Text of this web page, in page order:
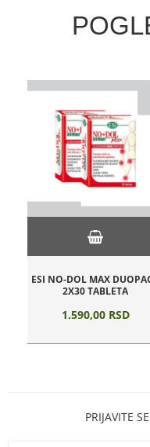
ESI NO-DOL MAX
2X30 TABLETA
1.590,00 RSD
PRIJAVITE